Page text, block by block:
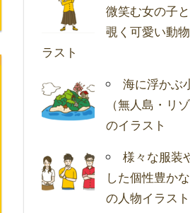
微笑む女の子
覗く可愛い動
ラスト
海に浮かぶ
（無人島・リ
のイラスト
様々な服装
した個性豊か
の人物イラス